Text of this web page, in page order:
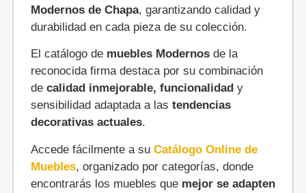
Modernos de Chapa, garantizando calidad y
durabilidad en cada pieza de su colección.
El catálogo de muebles Modernos de la
reconocida firma destaca por su combinación
de calidad inmejorable, funcionalidad y
sensibilidad adaptada a las tendencias
decorativas actuales.
Accede fácilmente a su Catálogo Online de
Muebles, organizado por categorías, donde
encontrarás los muebles que mejor se adapten